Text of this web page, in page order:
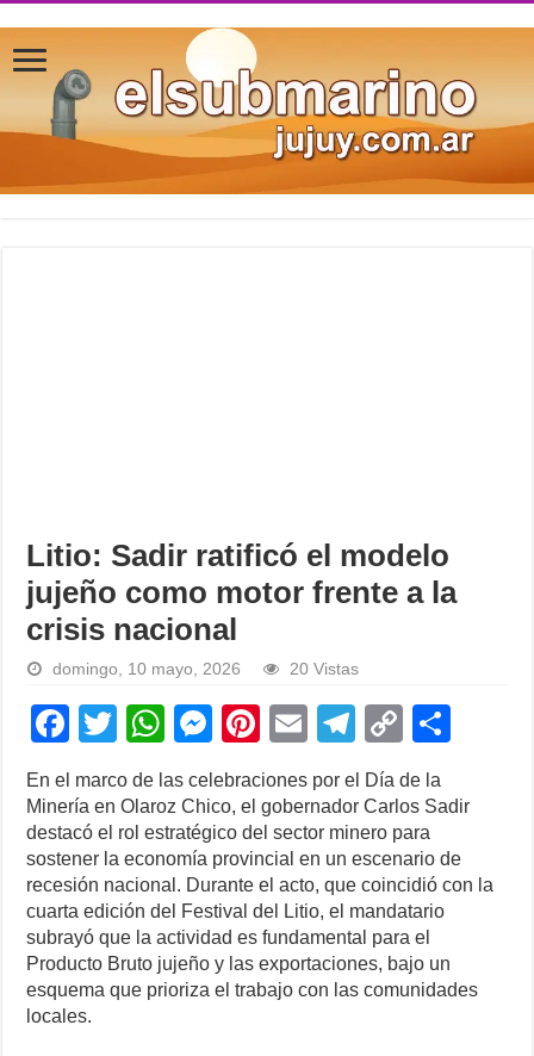
Litio: Sadir ratificó el modelo
jujeño como motor frente a la
crisis nacional
domingo, 10 mayo, 2026 20 Vistas
F
c
e
b
o
o
k
T
wi
tt
er
W
at
s
A
p
p
M
e
ss
e
n
g
er
Pi
nt
er
e
st
E
ail
T
el
e
gr
a
m
C
o
p
y
Li
n
k
ar
En el marco de las celebraciones por el Día de la
Minería en Olaroz Chico, el gobernador Carlos Sadir
destacó el rol estratégico del sector minero para
sostener la economía provincial en un escenario de
recesión nacional. Durante el acto, que coincidió con la
cuarta edición del Festival del Litio, el mandatario
subrayó que la actividad es fundamental para el
Producto Bruto jujeño y las exportaciones, bajo un
esquema que prioriza el trabajo con las comunidades
locales.